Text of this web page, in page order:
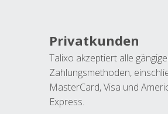
Privatkunden
Talixo akzeptiert alle
Zahlungsmethoden,
MasterCard, Visa und
Express.